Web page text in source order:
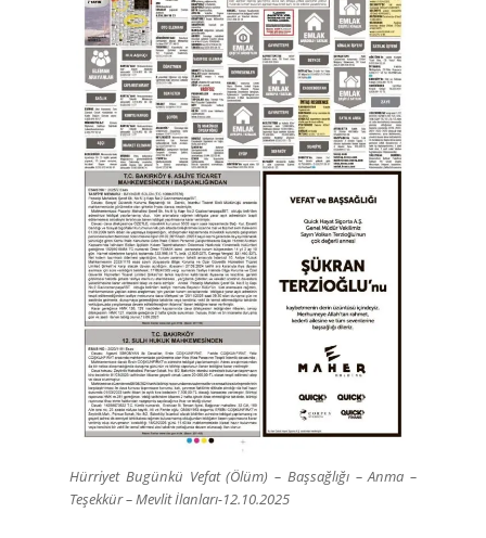
Hürriyet Bugünkü Vefat (Ölüm) – Başsağlığı – Anma –
Teşekkür – Mevlit İlanları-12.10.2025